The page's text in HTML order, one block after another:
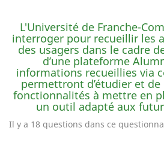
L'Université de Franche-
interroger pour recueillir les
des usagers dans le cadre
d’une plateforme
informations recueillies via
permettront d’étudier et
fonctionnalités à mettre en
un outil adapté aux
Il y a 18 questions dans ce